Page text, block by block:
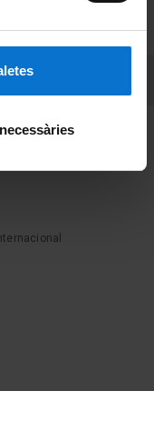
Privacidad y términos
Sobre UBtv